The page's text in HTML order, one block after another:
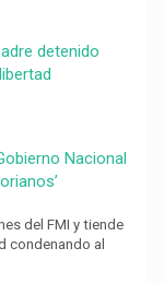
detenido
Nacional
del FMI y tiende
condenando al